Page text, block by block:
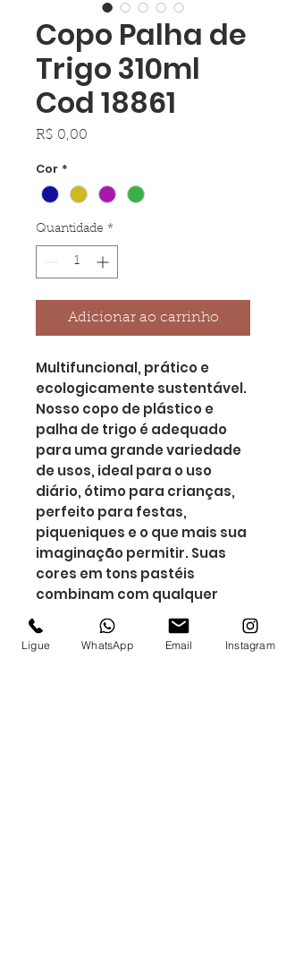
Copo Palha de
Trigo 310ml
Cod 18861
R$ 0,00
Cor *
Quantidade *
Adicionar ao carrinho
Multifuncional, prático e
ecologicamente sustentável.
Nosso copo de plástico e
palha de trigo é adequado
para uma grande variedade
de usos, ideal para o uso
diário, ótimo para crianças,
perfeito para festas,
piqueniques e o que mais sua
imaginação permitir. Suas
cores em tons pastéis
combinam com qualquer
decoração.
Altura : 10,4 cm
Largura : 7 cm
Ligue WhatsApp Email Instagram